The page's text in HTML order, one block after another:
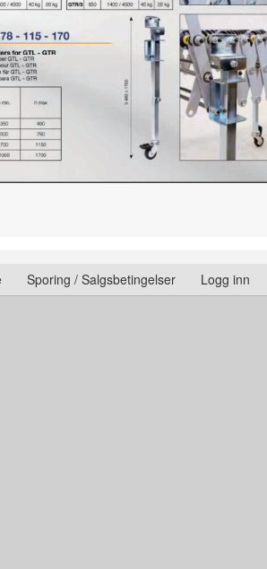
Sporing / Salgsbetingelser Logg inn